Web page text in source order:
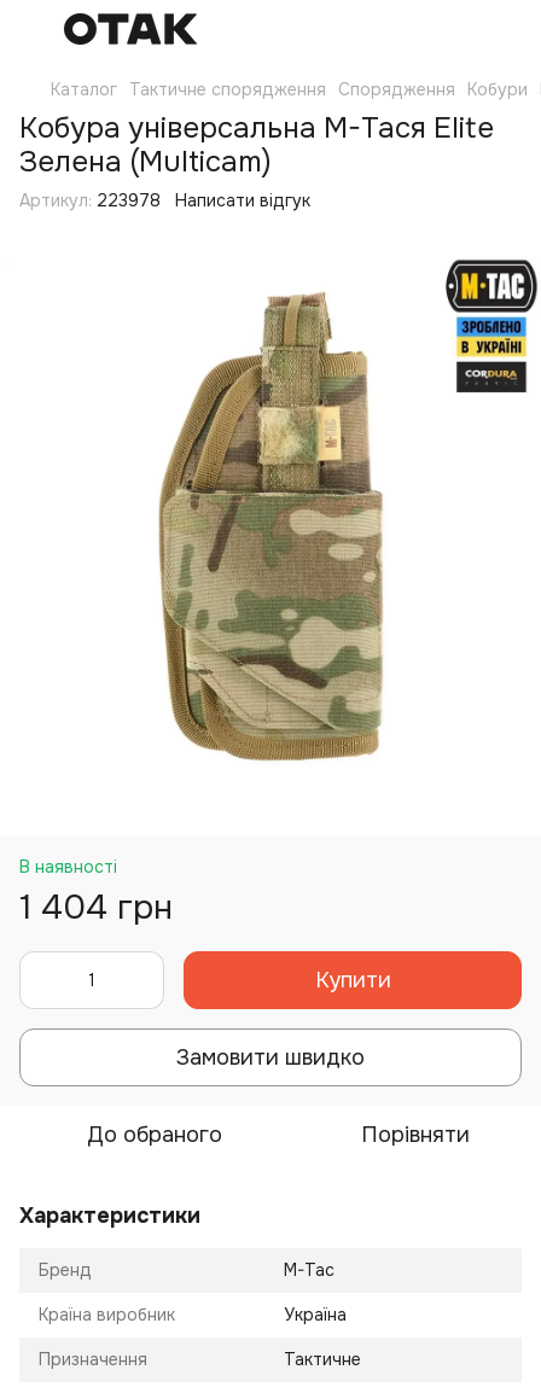
Каталог Тактичне спорядження Спорядження Кобури
Кобура універсальна M-Tacя Elite
Зелена (Multicam)
Артикул: 223978 Написати відгук
В наявності
1 404 грн
Купити
Замовити швидко
До обраного Порівняти
Характеристики
Бренд M-Tac
Країна виробник Україна
Призначення Тактичне